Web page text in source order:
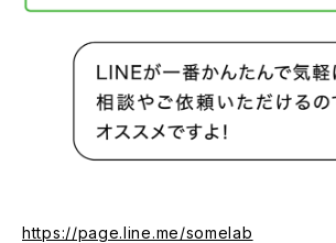
https://page.line.me/somelab